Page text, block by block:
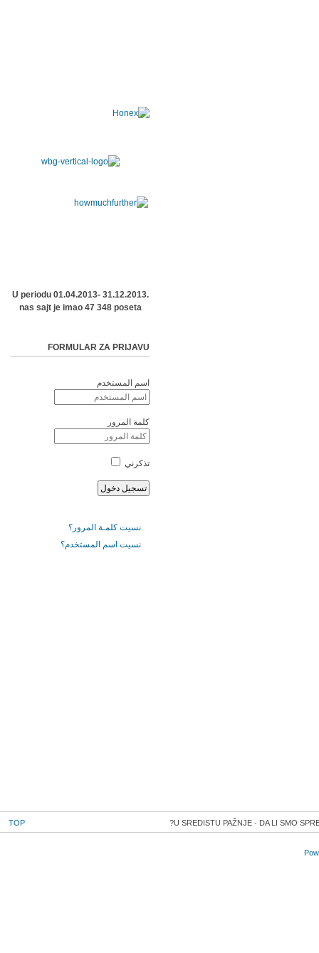
U periodu 01.04.2013- 31.12.2013.
nas sajt je imao 47 348 poseta
FORMULAR ZA PRIJAVU
اسم المستخدم
كلمة المرور
تذكرني
نسيت كلمـة المرور؟
نسيت اسم المستخدم؟
U SREDISTU PAŽNJE - DA LI SMO
TOP